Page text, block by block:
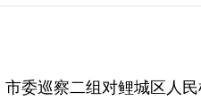
委巡察二组对鲤城区人